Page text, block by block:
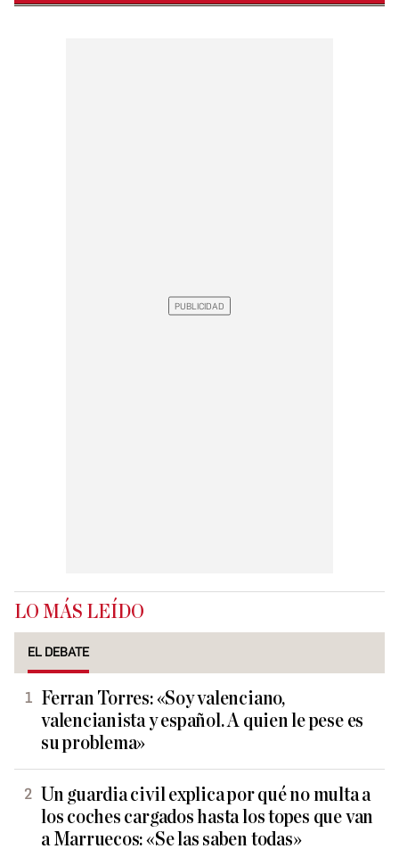
LO MÁS LEÍDO
EL DEBATE
Ferran Torres: «Soy valenciano,
valencianista y español. A quien le pese es
su problema»
Un guardia civil explica por qué no multa a
los coches cargados hasta los topes que van
a Marruecos: «Se las saben todas»